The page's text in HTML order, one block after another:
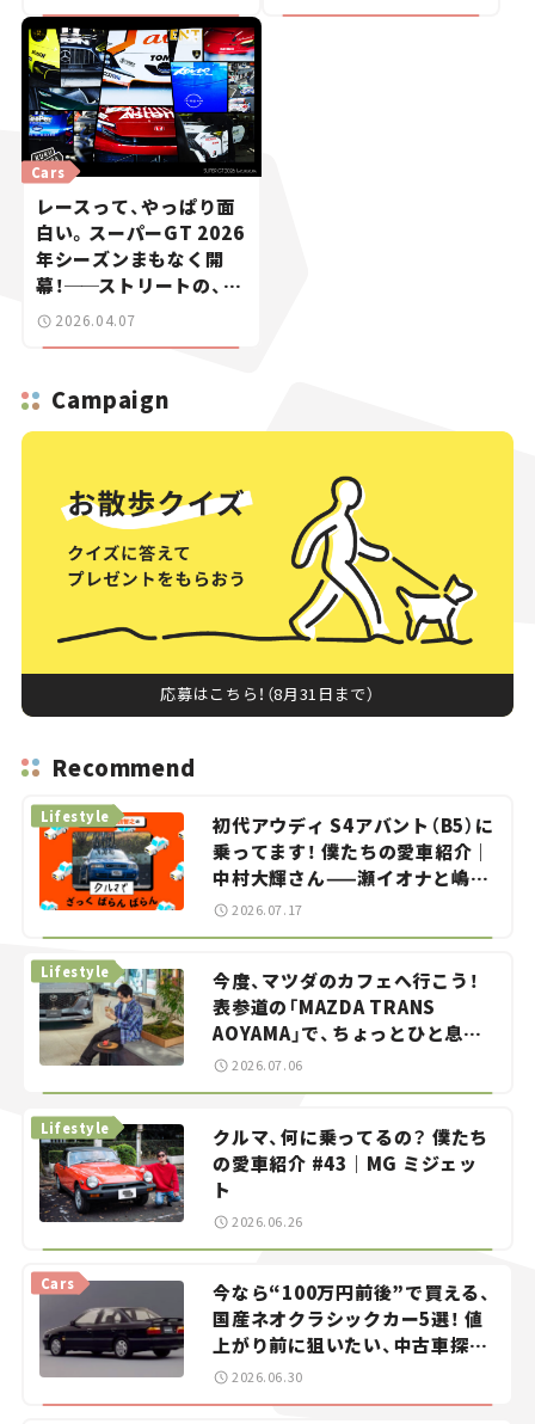
Cars
レースって、やっぱり面
白い。スーパーGT 2026
年シーズンまもなく開
幕！──ストリートの、そ
の先へ Vol. 1
2026.04.07
Campaign
応募はこちら！（8月31日まで）
Recommend
初代アウディ S4アバント（B5）に
乗ってます！ 僕たちの愛車紹介｜
中村大輝さん——瀬イオナと嶋田
智之の「クルマでざっくばらんば
Lifestyle
2026.07.17
今度、マツダのカフェへ行こう！
表参道の「MAZDA TRANS
AOYAMA」で、ちょっとひと息。
——連載｜CCGとクルマでどうす
る？＜第13回＞
Lifestyle
2026.07.06
クルマ、何に乗ってるの？ 僕たち
の愛車紹介 #43｜MG ミジェッ
ト
Lifestyle
2026.06.26
今なら“100万円前後”で買える、
国産ネオクラシックカー5選！ 値
上がり前に狙いたい、中古車探し
をお手伝い――ちょっとイケてるマ
イカー選び #02
Cars
2026.06.30